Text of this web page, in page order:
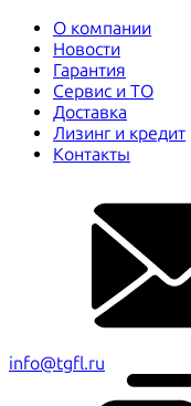
О компании
Новости
Гарантия
Сервис и ТО
Доставка
Лизинг и кредит
Контакты
info@tgfl.ru